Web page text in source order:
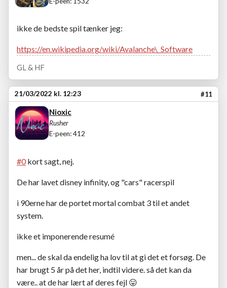
ikke de bedste spil tænker jeg:
https://en.wikipedia.org/wiki/Avalanche\_Software
GL & HF
21/03/2022 kl. 12:23 #11
Nioxic
Rusher
E-peen: 412
#0kort sagt, nej.
De har lavet disney infinity, og "cars" racerspil
i 90erne har de portet mortal combat 3 til et andet
system.
ikke et imponerende resumé
men... de skal da endelig ha lov til at gi det et forsøg. De
har brugt 5 år på det her, indtil videre. så det kan da
være.. at de har lært af deres fejl 😛